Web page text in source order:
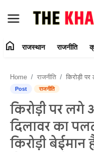
Contact Us
राजस्थान
राजनीति
home राजस्थान राजनीति
Home राजनीति किरोड़ी पर लगे आरोपों के बीच मदन
Post राजनीति
किरोड़ी पर लगे
दिलावर का
किरोड़ी बेईमान